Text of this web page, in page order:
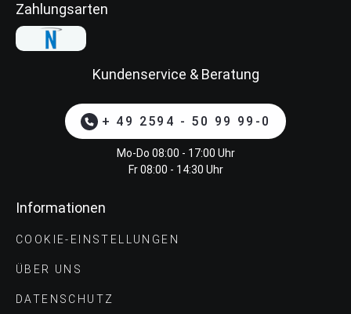
Zahlungsarten
Kundenservice & Beratung
+ 49 2594 - 50 99 99-0
Mo-Do 08:00 - 17:00 Uhr
Fr 08:00 - 14:30 Uhr
Informationen
COOKIE-EINSTELLUNGEN
ÜBER UNS
DATENSCHUTZ